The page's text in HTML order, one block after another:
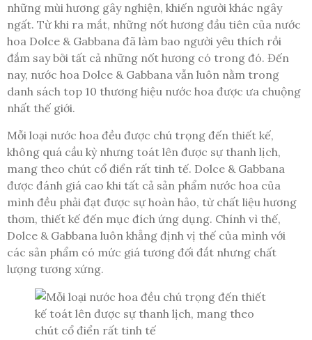
những mùi hương gây nghiện, khiến người khác ngây
ngất. Từ khi ra mắt, những nốt hương đầu tiên của nước
hoa Dolce & Gabbana đã làm bao người yêu thích rồi
đắm say bởi tất cả những nốt hương có trong đó. Đến
nay, nước hoa Dolce & Gabbana vẫn luôn nằm trong
danh sách top 10 thương hiệu nước hoa được ưa chuộng
nhất thế giới.
Mỗi loại nước hoa đều được chú trọng đến thiết kế,
không quá cầu kỳ nhưng toát lên được sự thanh lịch,
mang theo chút cổ điển rất tinh tế. Dolce & Gabbana
được đánh giá cao khi tất cả sản phẩm nước hoa của
mình đều phải đạt được sự hoàn hảo, từ chất liệu hương
thơm, thiết kế đến mục đích ứng dụng. Chính vì thế,
Dolce & Gabbana luôn khẳng định vị thế của mình với
các sản phẩm có mức giá tương đối đắt nhưng chất
lượng tương xứng.